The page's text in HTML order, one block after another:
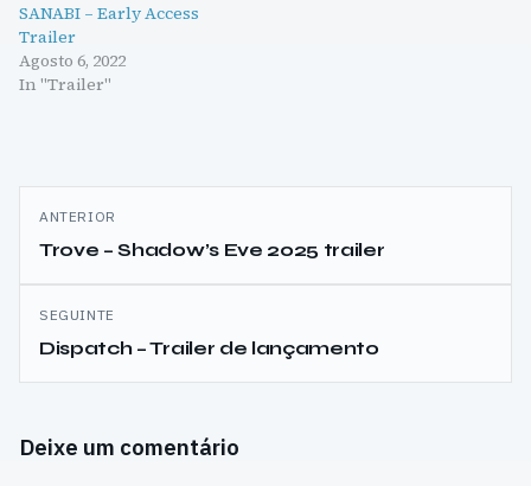
SANABI – Early Access
Trailer
Agosto 6, 2022
In "Trailer"
Navegação
de
artigos
ANTERIOR
Trove – Shadow’s Eve 2025 trailer
SEGUINTE
Dispatch – Trailer de lançamento
Deixe um comentário